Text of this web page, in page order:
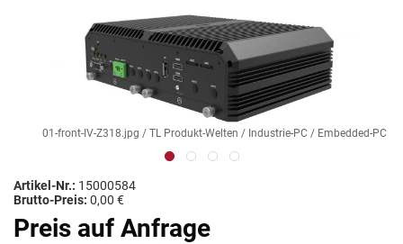
01-front-IV-Z318.jpg / TL Produkt-Welten / Industrie-PC / Embedded-PC
Artikel-Nr.: 15000584
Brutto-Preis: 0,00 €
Preis auf Anfrage